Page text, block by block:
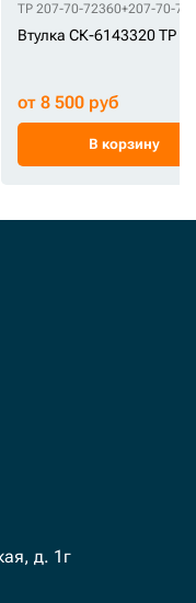
JY X124-803104
TP 207-70-72360+207-70-
Втулка СК-6143320 TP
от 8 500 руб
В корзину
д. 1г